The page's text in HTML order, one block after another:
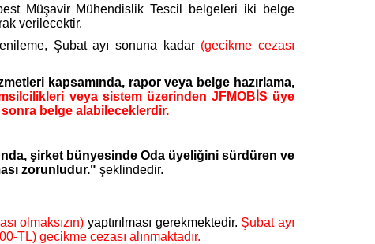
Müşavir Mühendislik Tescil belgeleri iki belge
verilecektir.
Şubat ayı sonuna kadar (gecikme cezası
kapsamında, rapor veya belge hazırlama,
veya sistem üzerinden JFMOBİS üye
belge alabileceklerdir.
şirket bünyesinde Oda üyeliğini sürdüren ve
zorunludur." şeklindedir.
olmaksızın) yaptırılması gerekmektedir. Şubat ayı
TL) gecikme cezası alınmaktadır.